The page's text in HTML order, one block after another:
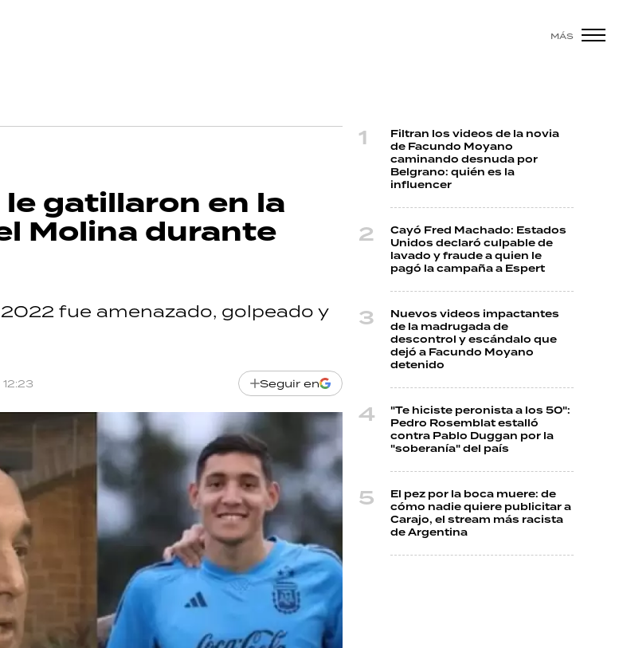
MÁS
gatillaron en la
Molina durante
fue amenazado, golpeado y
Seguir en
Filtran los videos de la novia
de Facundo Moyano
caminando desnuda por
Belgrano: quién es la
influencer
Cayó Fred Machado: Estados
Unidos declaró culpable de
lavado y fraude a quien le
pagó la campaña a Espert
Nuevos videos impactantes
de la madrugada de
descontrol y escándalo que
dejó a Facundo Moyano
detenido
"Te hiciste peronista a los 50":
Pedro Rosemblat estalló
contra Pablo Duggan por la
"soberanía" del país
El pez por la boca muere: de
cómo nadie quiere publicitar a
Carajo, el stream más racista
de Argentina